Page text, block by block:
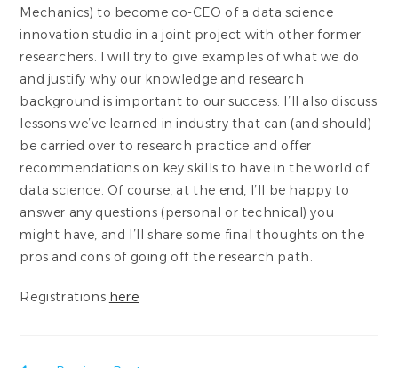
Mechanics) to become co-CEO of a data science
innovation studio in a joint project with other former
researchers. I will try to give examples of what we do
and justify why our knowledge and research
background is important to our success. I’ll also discuss
lessons we’ve learned in industry that can (and should)
be carried over to research practice and offer
recommendations on key skills to have in the world of
data science. Of course, at the end, I’ll be happy to
answer any questions (personal or technical) you
might have, and I’ll share some final thoughts on the
pros and cons of going off the research path.
Registrations here